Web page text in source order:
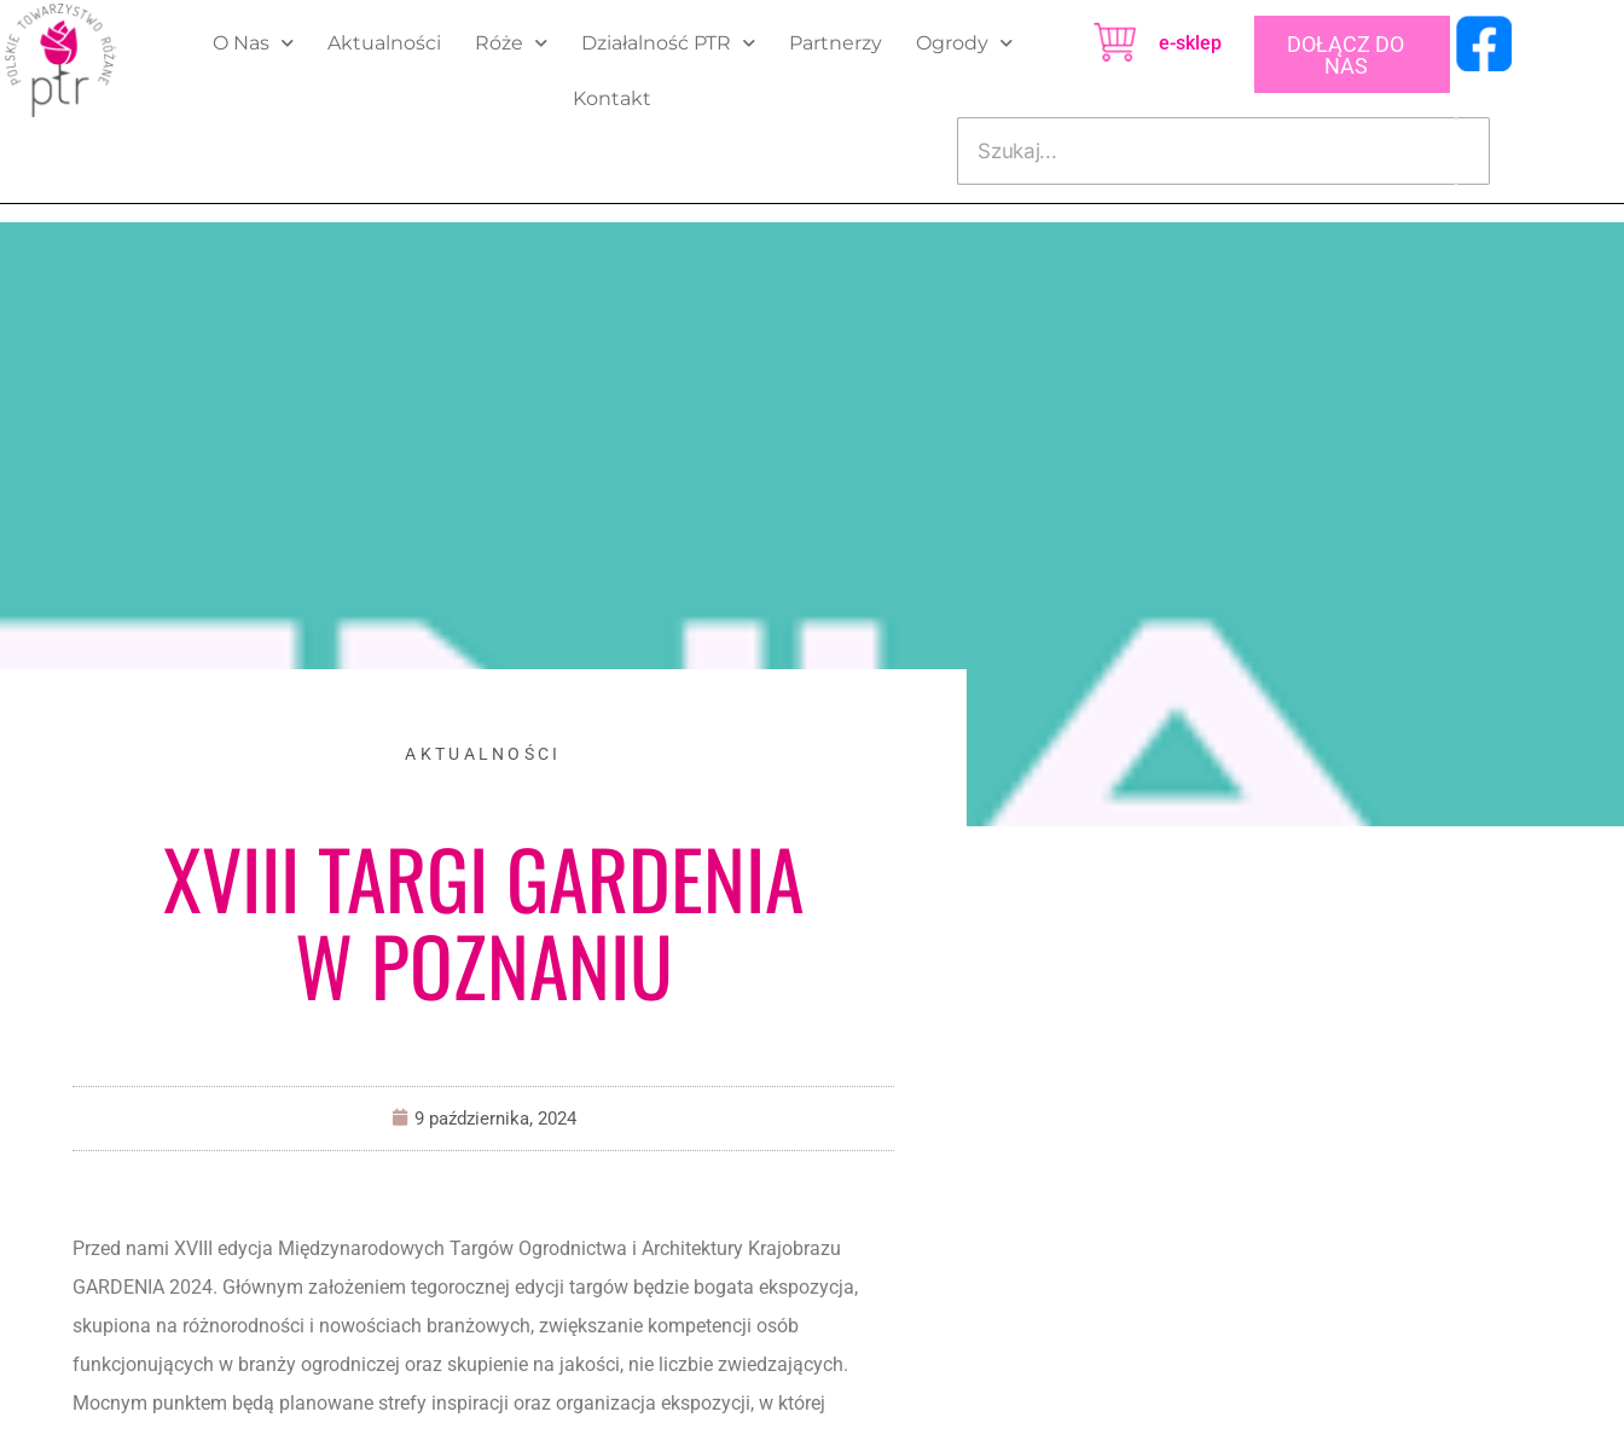
O Nas Aktualności Róże Działalność PTR Partnerzy Ogrody
Kontakt
e-sklep
DOŁĄCZ DO
NAS
AKTUALNOŚCI
XVIII TARGI GARDENIA
W POZNANIU
9 października, 2024
Przed nami XVIII edycja Międzynarodowych Targów Ogrodnictwa i Architektury Krajobrazu
GARDENIA 2024. Głównym założeniem tegorocznej edycji targów będzie bogata ekspozycja,
skupiona na różnorodności i nowościach branżowych, zwiększanie kompetencji osób
funkcjonujących w branży ogrodniczej oraz skupienie na jakości, nie liczbie zwiedzających.
Mocnym punktem będą planowane strefy inspiracji oraz organizacja ekspozycji, w której